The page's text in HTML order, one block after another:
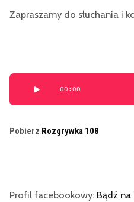
Zapraszamy do słuchania i
Odtwarzacz
plików
00:00
Pobierz Rozgrywka 108
Profil facebookowy: Bądź na